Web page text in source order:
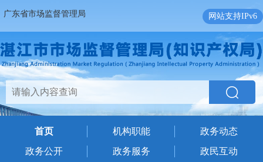
广东省市场监督管理局 网站支持IPv6
首页 机构职能
政务动态
政务公开
政务服务 政民互动